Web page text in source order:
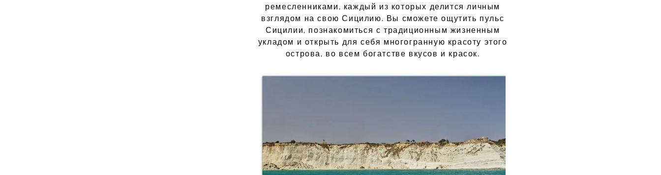
ремесленниками, каждый из которых делится личным
взглядом на свою Сицилию. Вы сможете ощутить пульс
Сицилии, познакомиться с традиционным жизненным
укладом и открыть для себя многогранную красоту этого
острова, во всем богатстве вкусов и красок.